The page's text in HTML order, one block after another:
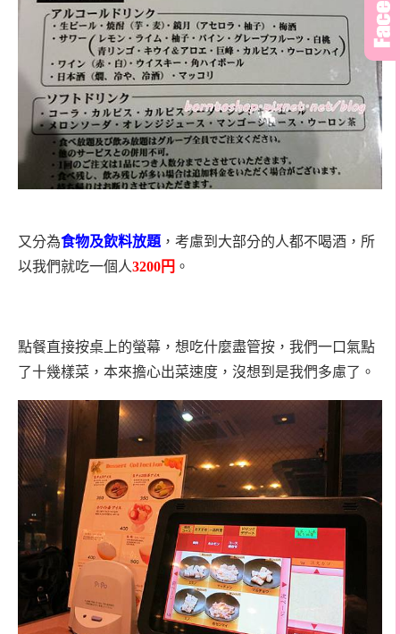
又分為食物及飲料放題 ，考慮到大部分的人都不喝酒，所
以我們就吃一個人3200円 。
點餐直接按桌上的螢幕，想吃什麼盡管按，我們一口氣點
了十幾樣菜，本來擔心出菜速度，沒想到是我們多慮了。